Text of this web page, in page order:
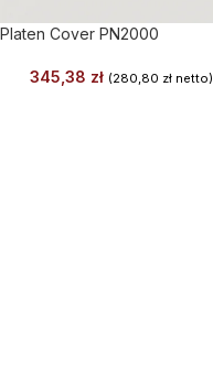
Platen Cover PN2000
345,38 zł (280,80 złnetto)